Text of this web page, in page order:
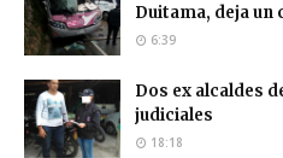
Duitama, deja
6:39
Dos ex alcaldes
judiciales
18:18